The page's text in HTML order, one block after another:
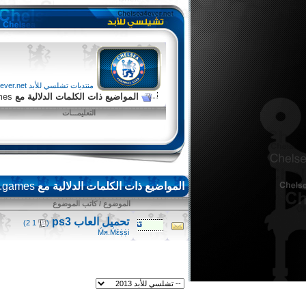
منتديات تشلسي للأبد chelsea4ever.net
المواضيع ذات الكلمات الدلالية مع
التعليمـــات
المواضيع ذات الكلمات الدلالية مع
الموضوع / كاتب الموضوع
تحميل العاب ps3 ‏
(
1
2
)
Ḿя.Ḿέṩṩi